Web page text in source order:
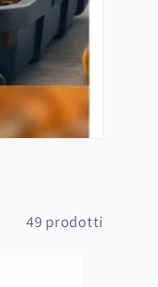
49 prodotti